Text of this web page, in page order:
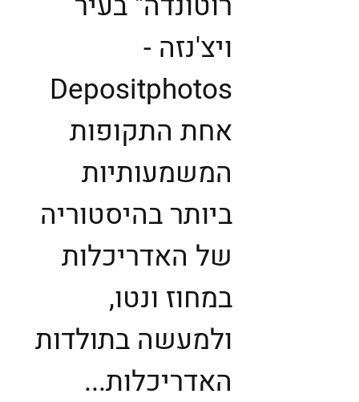
ויצ'נזה -
Depositphotos
אחת התקופות
המשמעותיות
ביותר בהיסטוריה
של האדריכלות
במחוז ונטו,
ולמעשה בתולדות
האדריכלות...